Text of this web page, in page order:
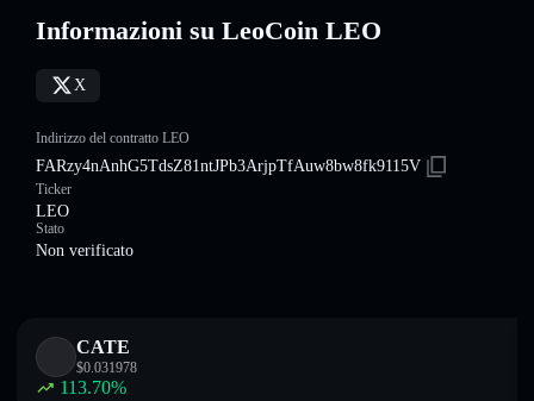
Informazioni su LeoCoin LEO
X
Indirizzo del contratto LEO
FARzy4nAnhG5TdsZ81ntJPb3ArjpTfAuw8bw8fk9115V
Ticker
LEO
Stato
Non verificato
CATE
$0.031978
113.70%